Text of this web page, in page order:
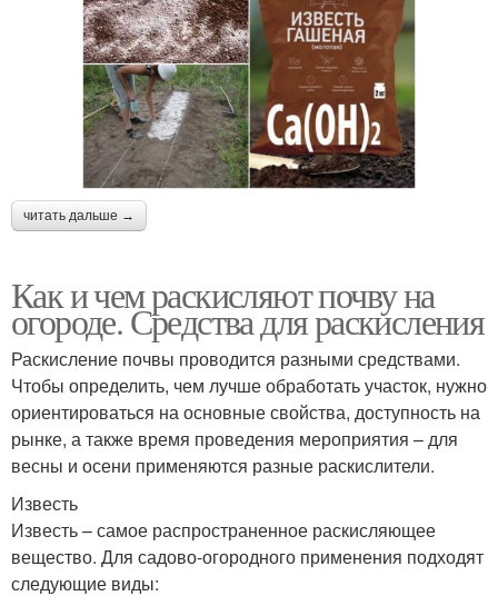
читать дальше →
Как и чем раскисляют почву на
огороде. Средства для раскисления
Раскисление почвы проводится разными средствами.
Чтобы определить, чем лучше обработать участок, нужно
ориентироваться на основные свойства, доступность на
рынке, а также время проведения мероприятия – для
весны и осени применяются разные раскислители.
Известь
Известь – самое распространенное раскисляющее
вещество. Для садово-огородного применения подходят
следующие виды: